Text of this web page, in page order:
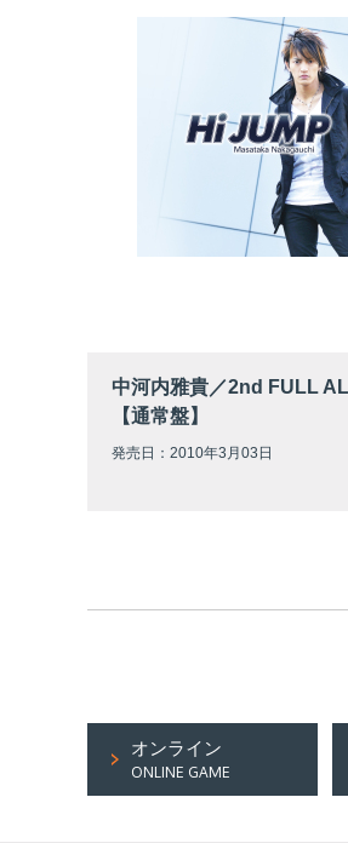
中河内雅貴／2nd FULL
【通常盤】
発売日：2010年3月03日
オンライン
ONLINE GAME